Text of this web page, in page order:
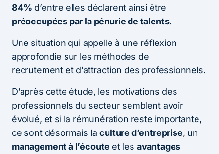
84% d’entre elles déclarent ainsi être
préoccupées par la pénurie de talents.
Une situation qui appelle à une réflexion
approfondie sur les méthodes de
recrutement et d’attraction des professionnels.
D’après cette étude, les motivations des
professionnels du secteur semblent avoir
évolué, et si la rémunération reste importante,
ce sont désormais laculture d’entreprise, un
management à l’écoute et les avantages